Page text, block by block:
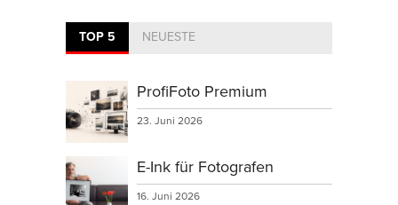
TOP 5 NEUESTE
ProfiFoto Premium
23. Juni 2026
E-Ink für Fotografen
16. Juni 2026